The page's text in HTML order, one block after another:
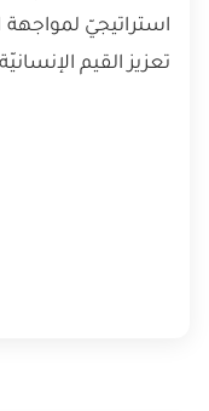
استراتيجيّ
تعزيز القيم